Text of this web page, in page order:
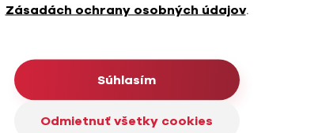
#Blog
6 krokov ako začať podnikať s e-
Zásadách ochrany osobných údajov.
Súhlasím
Odmietnuť všetky cookies